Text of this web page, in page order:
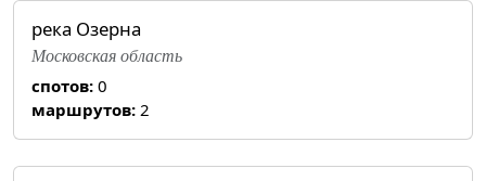
река Озерна
Московская область
спотов: 0
маршрутов: 2